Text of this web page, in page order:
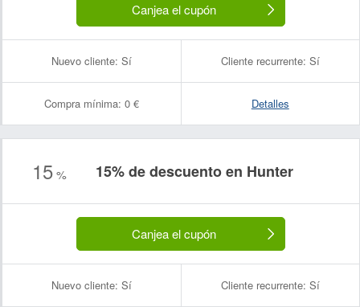
Canjea el cupón
Nuevo cliente: Sí Cliente recurrente: Sí
Compra mínima: 0 € Detalles
15 % 15% de descuento en Hunter
Canjea el cupón
Nuevo cliente: Sí Cliente recurrente: Sí